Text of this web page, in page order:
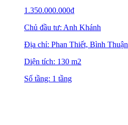
1.350.000.000₫
Chủ đầu tư: Anh Khánh
Địa chỉ: Phan Thiết, Bình Thuận
Diện tích: 130 m2
Số tầng: 1 tầng